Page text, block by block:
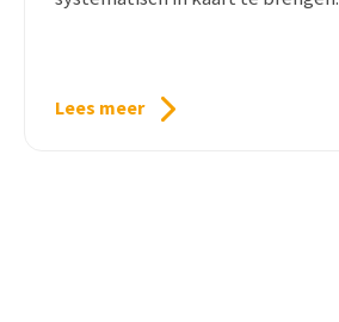
Lees meer